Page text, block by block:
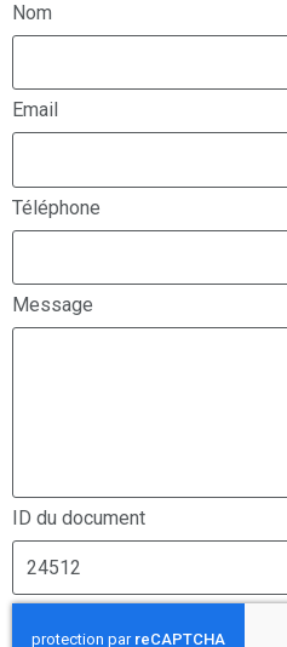
Nom
Email
Téléphone
Message
ID du document